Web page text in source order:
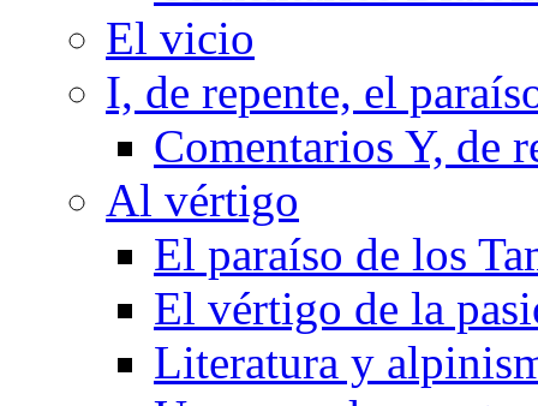
El vicio
I, de repente, el
Comentarios Y, de
Al vértigo
El paraíso de los
El vértigo de la
Literatura y